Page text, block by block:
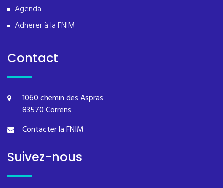
Agenda
Adherer à la FNIM
Contact
1060 chemin des Aspras
83570 Correns
Contacter la FNIM
Suivez-nous